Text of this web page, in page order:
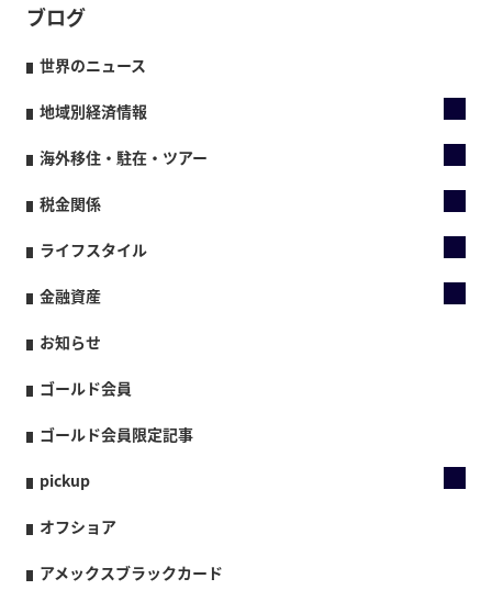
ブログ
世界のニュース
地域別経済情報
海外移住・駐在・ツアー
税金関係
ライフスタイル
金融資産
お知らせ
ゴールド会員
ゴールド会員限定記事
pickup
オフショア
アメックスブラックカード